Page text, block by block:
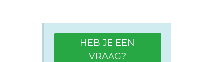
HEB JE EEN
VRAAG?